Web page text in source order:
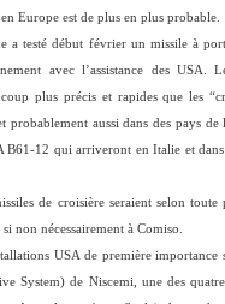
Europe est de plus en plus probable.
a testé début février un missile à
avec l’assistance des USA.
plus précis et rapides que les
probablement aussi dans des pays de
B61-12 qui arriveront en Italie et
de croisière seraient selon toute
non nécessairement à Comiso.
USA de première importance
System) de Niscemi, une des